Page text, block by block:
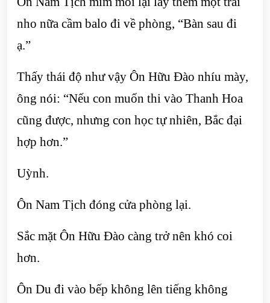
nho nữa cầm balo đi về phòng, “Bàn sau đi
ạ.”
Thấy thái độ như vậy Ôn Hữu Đào nhíu mày,
ông nói: “Nếu con muốn thi vào Thanh Hoa
cũng được, nhưng con học tự nhiên, Bắc đại
hợp hơn.”
Uỳnh.
Ôn Nam Tịch đóng cửa phòng lại.
Sắc mặt Ôn Hữu Đào càng trở nên khó coi
hơn.
Ôn Du đi vào bếp không lên tiếng không